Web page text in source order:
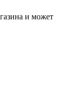
и может